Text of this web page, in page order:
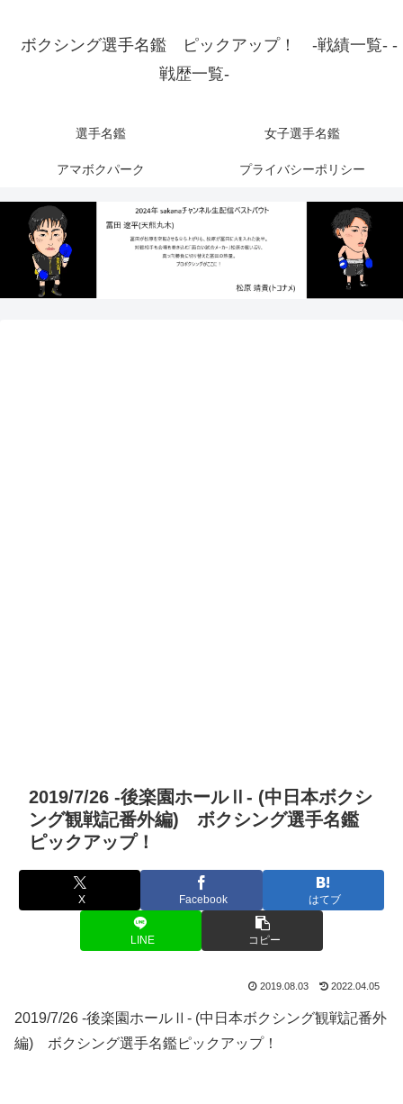
ボクシング選手名鑑 ピックアップ！ -戦績一覧- -
戦歴一覧-
選手名鑑 女子選手名鑑
アマボクパーク プライバシーポリシー
2019/7/26 -後楽園ホールⅡ- (中日本ボクシ
ング観戦記番外編) ボクシング選手名鑑
ピックアップ！
X Facebook はてブ
LINE コピー
2019.08.03 2022.04.05
2019/7/26 -後楽園ホールⅡ- (中日本ボクシング観戦記番外
編) ボクシング選手名鑑ピックアップ！